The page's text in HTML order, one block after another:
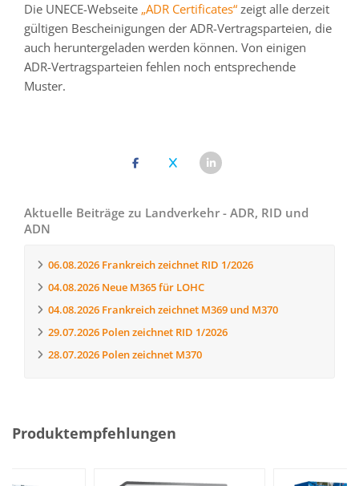
Die UNECE-Webseite „ADR Certificates“ zeigt alle derzeit
gültigen Bescheinigungen der ADR-Vertragsparteien, die
auch heruntergeladen werden können. Von einigen
ADR-Vertragsparteien fehlen noch entsprechende
Muster.
Aktuelle Beiträge zu Landverkehr - ADR, RID und
ADN
06.08.2026 Frankreich zeichnet RID 1/2026
04.08.2026 Neue M365 für LOHC
04.08.2026 Frankreich zeichnet M369 und M370
29.07.2026 Polen zeichnet RID 1/2026
28.07.2026 Polen zeichnet M370
Produktempfehlungen